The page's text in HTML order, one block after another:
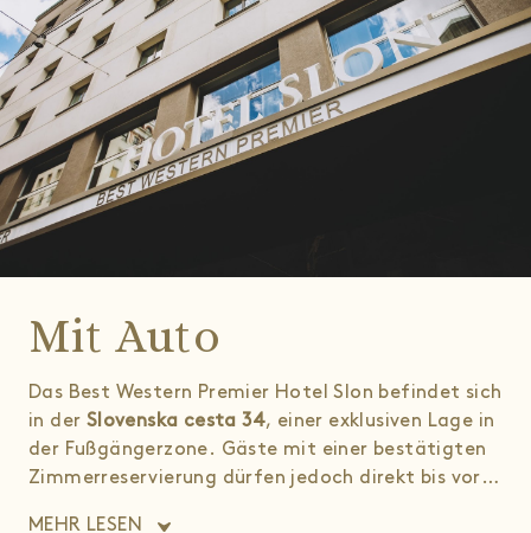
Mit Auto
Das Best Western Premier Hotel Slon befindet sich
in der Slovenska cesta 34, einer exklusiven Lage in
der Fußgängerzone. Gäste mit einer bestätigten
Zimmerreservierung dürfen jedoch direkt bis vor
MEHR LESEN